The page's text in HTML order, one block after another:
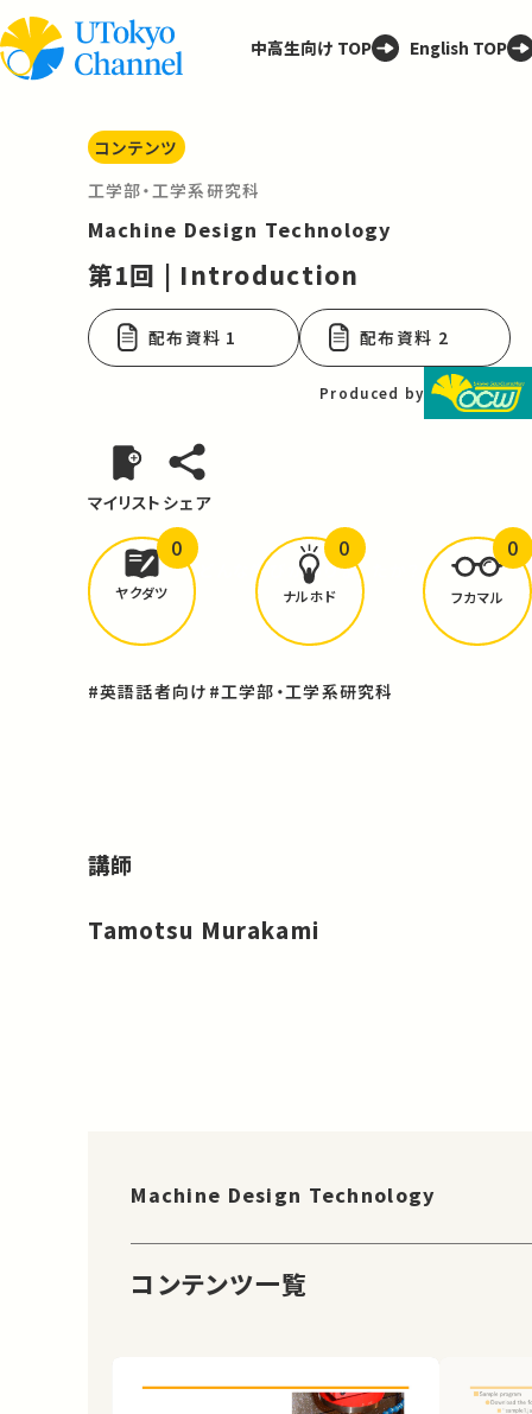
中高生向け TOP English TOP
コンテンツ
工学部・工学系研究科
Machine Design Technology
第1回 | Introduction
配布資料 1 配布資料 2
Produced by
マイリスト シェア
どんな学びがありましたか？
ヤクダツ
0
ナルホド
0
フカマル
0
#英語話者向け #工学部・工学系研究科
講師
Tamotsu Murakami
Machine Design Technology
コンテンツ一覧